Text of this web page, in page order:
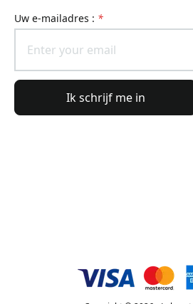
uw e-mailadres : *
Ik schrijf me in